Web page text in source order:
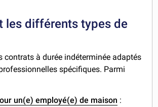
les différents types de
contrats à durée indéterminée adaptés
spécifiques. Parmi
un(e) employé(e) de maison :